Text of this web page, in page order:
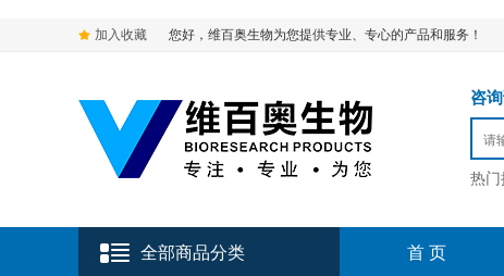
加入收藏 您好，维百奥生物为您提供专业、专心的产品和服务！
咨
热门
全部商品分类 首 页